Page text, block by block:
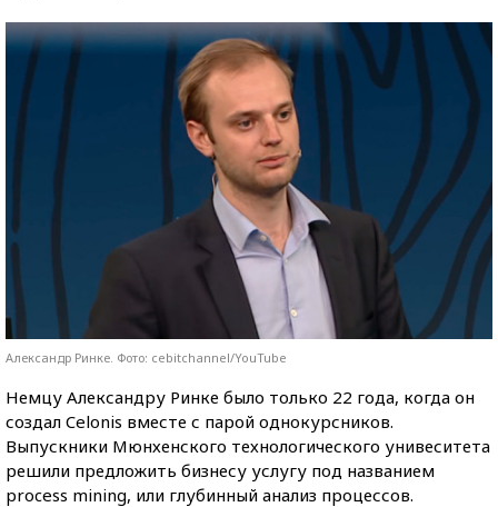
Александр Ринке. Фото: cebitchannel/YouTube
Немцу Александру Ринке было только 22 года, когда он
создал Celonis вместе с парой однокурсников.
Выпускники Мюнхенского технологического унивеситета
решили предложить бизнесу услугу под названием
process mining, или глубинный анализ процессов.